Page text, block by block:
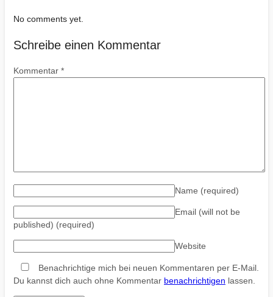
No comments yet.
Schreibe einen Kommentar
Kommentar *
Name (required)
Email (will not be
published) (required)
Website
Benachrichtige mich bei neuen Kommentaren per E-Mail.
Du kannst dich auch ohne Kommentar benachrichtigen lassen.